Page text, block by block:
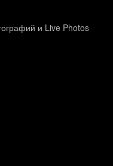
и Live Photos